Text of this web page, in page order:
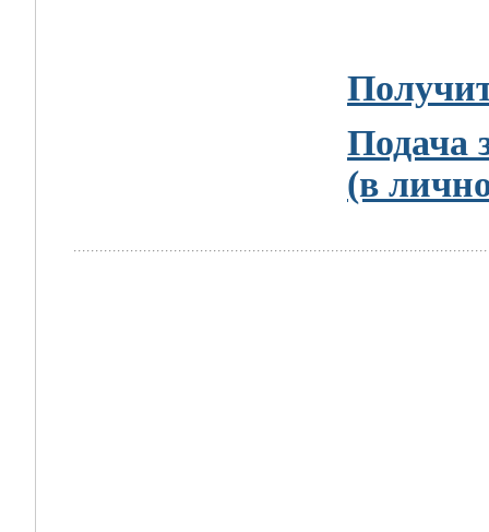
Подача
(в